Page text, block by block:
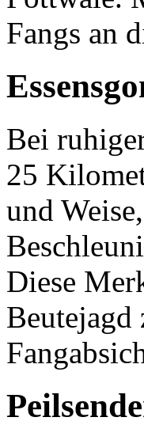
Fangs an
Bei
25
und
Diese
Beutejagd